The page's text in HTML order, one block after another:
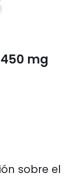
mg
sobre el